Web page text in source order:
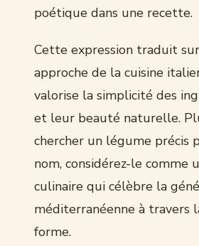
poétique dans une recette.
Cette expression traduit
approche de la cuisine
valorise la simplicité des
et leur beauté naturelle.
chercher un légume précis
nom, considérez-le comme
culinaire qui célèbre la
méditerranéenne à travers
forme.